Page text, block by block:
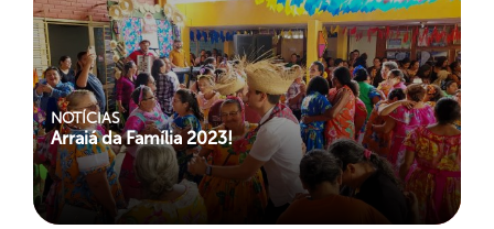
NOTÍCIAS
Arraiá da Família 2023!